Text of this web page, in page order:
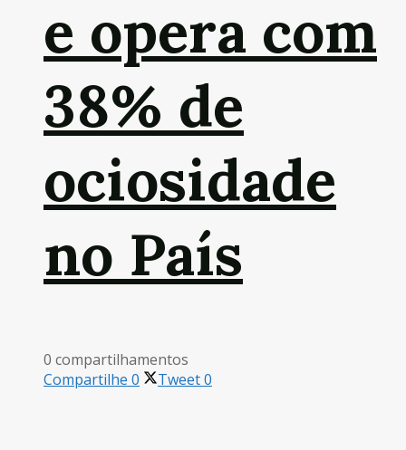
e opera com
38% de
ociosidade
no País
0 compartilhamentos
Compartilhe 0 Tweet0